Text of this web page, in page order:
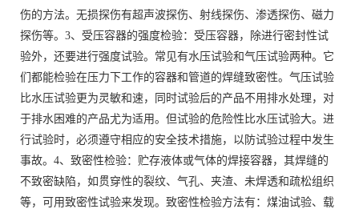
伤的方法。无损探伤有超声波探伤、射线探伤、渗透探伤、磁力
探伤等。3、受压容器的强度检验：受压容器，除进行密封性试
验外，还要进行强度试验。常见有水压试验和气压试验两种。它
们都能检验在压力下工作的容器和管道的焊缝致密性。气压试验
比水压试验更为灵敏和速，同时试验后的产品不用排水处理，对
于排水困难的产品尤为适用。但试验的危险性比水压试验大。进
行试验时，必须遵守相应的安全技术措施，以防试验过程中发生
事故。4、致密性检验：贮存液体或气体的焊接容器，其焊缝的
不致密缺陷，如贯穿性的裂纹、气孔、夹渣、未焊透和疏松组织
等，可用致密性试验来发现。致密性检验方法有：煤油试验、载